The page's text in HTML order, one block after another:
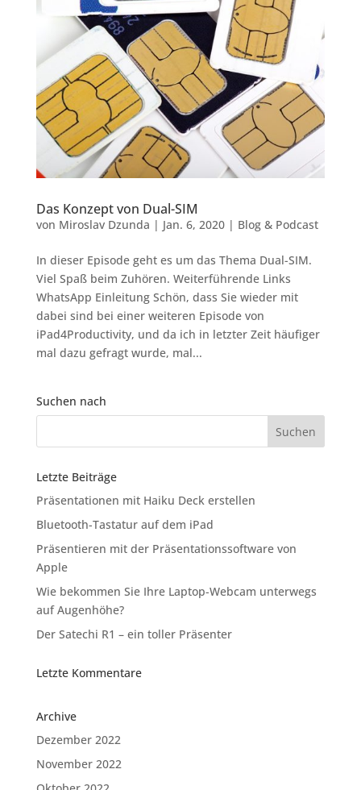
Das Konzept von Dual-SIM
von Miroslav Dzunda | Jan. 6, 2020| Blog & Podcast
In dieser Episode geht es um das Thema Dual-SIM.
Viel Spaß beim Zuhören. Weiterführende Links
WhatsApp Einleitung Schön, dass Sie wieder mit
dabei sind bei einer weiteren Episode von
iPad4Productivity, und da ich in letzter Zeit häufiger
mal dazu gefragt wurde, mal...
Suchen nach
Letzte Beiträge
Präsentationen mit Haiku Deck erstellen
Bluetooth-Tastatur auf dem iPad
Präsentieren mit der Präsentationssoftware von
Apple
Wie bekommen Sie Ihre Laptop-Webcam unterwegs
auf Augenhöhe?
Der Satechi R1 – ein toller Präsenter
Letzte Kommentare
Archive
Dezember 2022
November 2022